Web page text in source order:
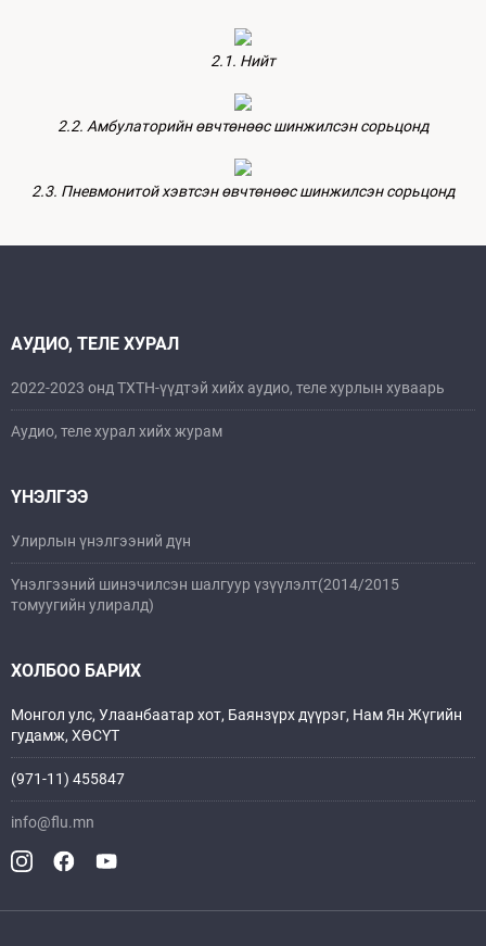
2.1. Нийт
2.2. Амбулаторийн өвчтөнөөс шинжилсэн сорьцонд
2.3. Пневмонитой хэвтсэн өвчтөнөөс шинжилсэн сорьцонд
АУДИО, ТЕЛЕ ХУРАЛ
2022-2023 онд ТХТН-үүдтэй хийх аудио, теле хурлын хуваарь
Аудио, теле хурал хийх журам
ҮНЭЛГЭЭ
Улирлын үнэлгээний дүн
Үнэлгээний шинэчилсэн шалгуур үзүүлэлт(2014/2015
томуугийн улиралд)
ХОЛБОО БАРИХ
Монгол улс, Улаанбаатар хот, Баянзүрх дүүрэг, Нам Ян Жүгийн
гудамж, ХӨСҮТ
(971-11) 455847
info@flu.mn